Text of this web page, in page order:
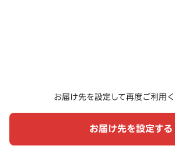
お届け先を設定して再度ご利用く
お届け先を設定する